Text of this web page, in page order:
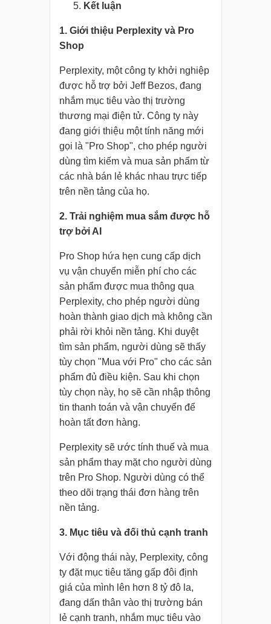
Kết luận
1. Giới thiệu Perplexity và Pro
Shop
Perplexity, một công ty khởi nghiệp
được hỗ trợ bởi Jeff Bezos, đang
nhắm mục tiêu vào thị trường
thương mại điện tử. Công ty này
đang giới thiệu một tính năng mới
gọi là "Pro Shop", cho phép người
dùng tìm kiếm và mua sản phẩm từ
các nhà bán lẻ khác nhau trực tiếp
trên nền tảng của họ.
2. Trải nghiệm mua sắm được hỗ
trợ bởi AI
Pro Shop hứa hẹn cung cấp dịch
vụ vận chuyển miễn phí cho các
sản phẩm được mua thông qua
Perplexity, cho phép người dùng
hoàn thành giao dịch mà không cần
phải rời khỏi nền tảng. Khi duyệt
tìm sản phẩm, người dùng sẽ thấy
tùy chọn "Mua với Pro" cho các sản
phẩm đủ điều kiện. Sau khi chọn
tùy chọn này, họ sẽ cần nhập thông
tin thanh toán và vận chuyển để
hoàn tất đơn hàng.
Perplexity sẽ ước tính thuế và mua
sản phẩm thay mặt cho người dùng
trên Pro Shop. Người dùng có thể
theo dõi trạng thái đơn hàng trên
nền tảng.
3. Mục tiêu và đối thủ cạnh tranh
Với động thái này, Perplexity, công
ty đặt mục tiêu tăng gấp đôi định
giá của mình lên hơn 8 tỷ đô la,
đang dấn thân vào thị trường bán
lẻ cạnh tranh, nhắm mục tiêu vào